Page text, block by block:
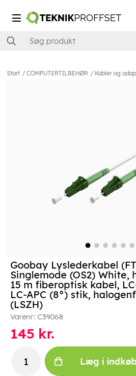
Start COMPUTERTILBEHØR Kabler og
Goobay Lyslederkabel
Singlemode (OS2) White,
15 m fiberoptisk kabel,
LC-APC (8°) stik,
(LSZH)
Varenr: C39068
145 kr.
Læg i